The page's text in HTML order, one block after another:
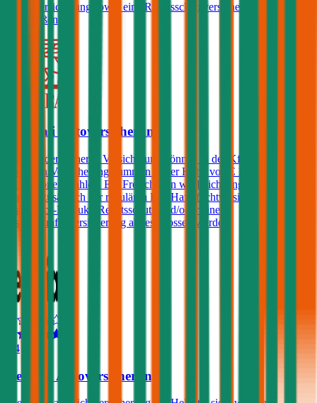
Unfallversicherung sowie eine Rechtsschutzversicherung
abschließen.
Generali Autoversicherung
Kunden der Generali Versicherung können in der Kfz-Haftpflicht
zwischen Versicherungssummen in der Höhe von € 10, 15, 20 und
25 Millionen wählen. Ein Freischaden wird nicht angeboten, jedoch
können zusätzlich zur regulären Kfz-Haftpflichtversicherung ein
Assistance-Produkt, Rechtsschutz und/oder eine
Insassenunfallversicherung abgeschlossen werden.
4,4
Helvetia Autoversicherung